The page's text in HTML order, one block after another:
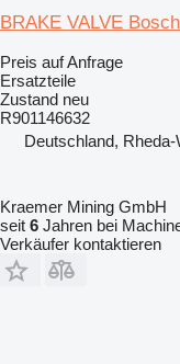
BRAKE VALVE
Preis auf Anfrage
Ersatzteile
Zustand neu
R901146632
Deutschland,
Kraemer Mining GmbH
seit 6 Jahren bei
Verkäufer kontaktieren